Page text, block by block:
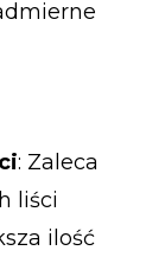
: Zaleca
liści
ilość